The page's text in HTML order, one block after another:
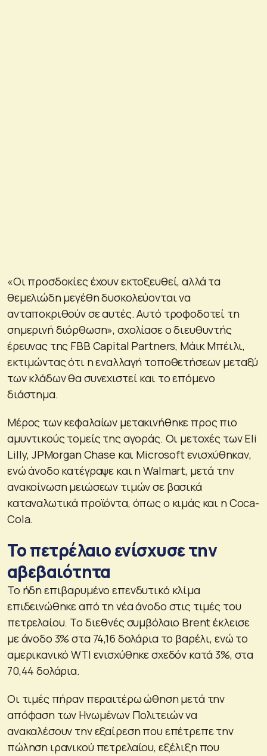
«Οι προσδοκίες έχουν εκτοξευθεί, αλλά τα
θεμελιώδη μεγέθη δυσκολεύονται να
ανταποκριθούν σε αυτές. Αυτό τροφοδοτεί τη
σημερινή διόρθωση», σχολίασε ο διευθυντής
έρευνας της FBB Capital Partners, Μάικ Μπέιλι,
εκτιμώντας ότι η εναλλαγή τοποθετήσεων μεταξύ
των κλάδων θα συνεχιστεί και το επόμενο
διάστημα.
Μέρος των κεφαλαίων μετακινήθηκε προς πιο
αμυντικούς τομείς της αγοράς. Οι μετοχές των Eli
Lilly, JPMorgan Chase και Microsoft ενισχύθηκαν,
ενώ άνοδο κατέγραψε και η Walmart, μετά την
ανακοίνωση μειώσεων τιμών σε βασικά
καταναλωτικά προϊόντα, όπως ο κιμάς και η Coca-
Cola.
Το πετρέλαιο ενίσχυσε την
αβεβαιότητα
Το ήδη επιβαρυμένο επενδυτικό κλίμα
επιδεινώθηκε από τη νέα άνοδο στις τιμές του
πετρελαίου. Το διεθνές συμβόλαιο Brent έκλεισε
με άνοδο 3% στα 74,16 δολάρια το βαρέλι, ενώ το
αμερικανικό WTI ενισχύθηκε σχεδόν κατά 3%, στα
70,44 δολάρια.
Οι τιμές πήραν περαιτέρω ώθηση μετά την
απόφαση των Ηνωμένων Πολιτειών να
ανακαλέσουν την εξαίρεση που επέτρεπε την
πώληση ιρανικού πετρελαίου, εξέλιξη που